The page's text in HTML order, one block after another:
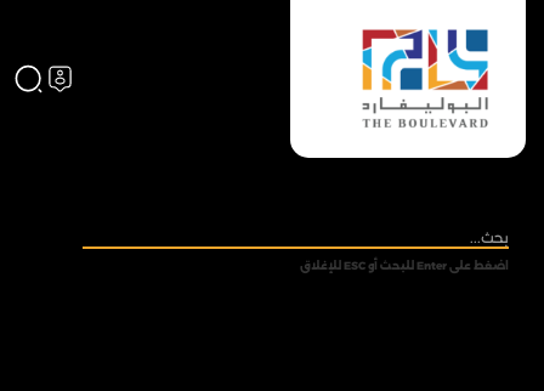
اضغط على Enter للبحث أو ESC للإغلاق